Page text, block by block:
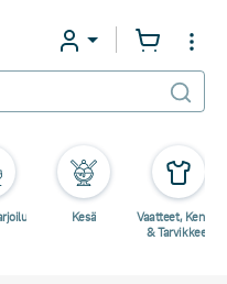
Kesä
Vaatteet, Kengät
& Tarvikkeet